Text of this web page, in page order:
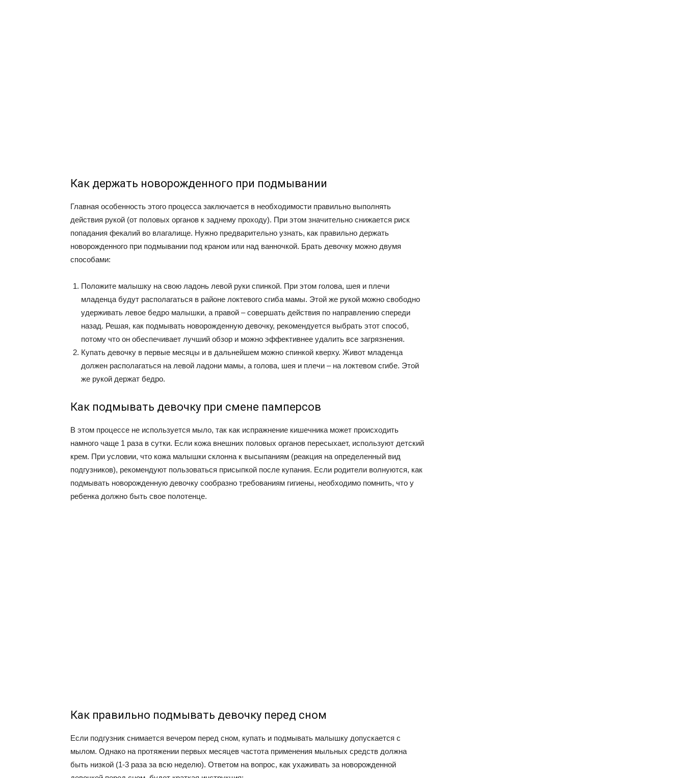
Как держать новорожденного при подмывании
Главная особенность этого процесса заключается в необходимости правильно выполнять
действия рукой (от половых органов к заднему проходу). При этом значительно снижается риск
попадания фекалий во влагалище. Нужно предварительно узнать, как правильно держать
новорожденного при подмывании под краном или над ванночкой. Брать девочку можно двумя
способами:
Положите малышку на свою ладонь левой руки спинкой. При этом голова, шея и плечи
младенца будут располагаться в районе локтевого сгиба мамы. Этой же рукой можно свободно
удерживать левое бедро малышки, а правой – совершать действия по направлению спереди
назад. Решая, как подмывать новорожденную девочку, рекомендуется выбрать этот способ,
потому что он обеспечивает лучший обзор и можно эффективнее удалить все загрязнения.
Купать девочку в первые месяцы и в дальнейшем можно спинкой кверху. Живот младенца
должен располагаться на левой ладони мамы, а голова, шея и плечи – на локтевом сгибе. Этой
же рукой держат бедро.
Как подмывать девочку при смене памперсов
В этом процессе не используется мыло, так как испражнение кишечника может происходить
намного чаще 1 раза в сутки. Если кожа внешних половых органов пересыхает, используют детский
крем. При условии, что кожа малышки склонна к высыпаниям (реакция на определенный вид
подгузников), рекомендуют пользоваться присыпкой после купания. Если родители волнуются, как
подмывать новорожденную девочку сообразно требованиям гигиены, необходимо помнить, что у
ребенка должно быть свое полотенце.
Как правильно подмывать девочку перед сном
Если подгузник снимается вечером перед сном, купать и подмывать малышку допускается с
мылом. Однако на протяжении первых месяцев частота применения мыльных средств должна
быть низкой (1-3 раза за всю неделю). Ответом на вопрос, как ухаживать за новорожденной